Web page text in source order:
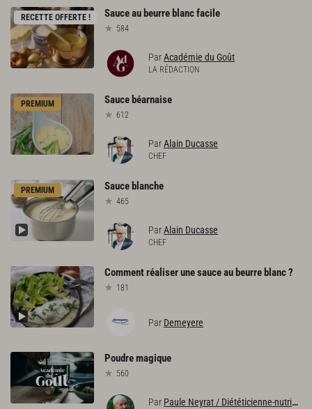
RECETTE OFFERTE ! Sauceau beurre blancfacile
584
ParAcadémie du Goût
LA RÉDACTION
PREMIUM Sauce béarnaise
612
ParAlain Ducasse
CHEF
PREMIUM Sauce blanche
465
ParAlain Ducasse
CHEF
Commentréaliserunesauceau beurre blanc?
181
Par Demeyere
Poudremagique
560
Par Paule Neyrat / Diététicienne-nutritionniste